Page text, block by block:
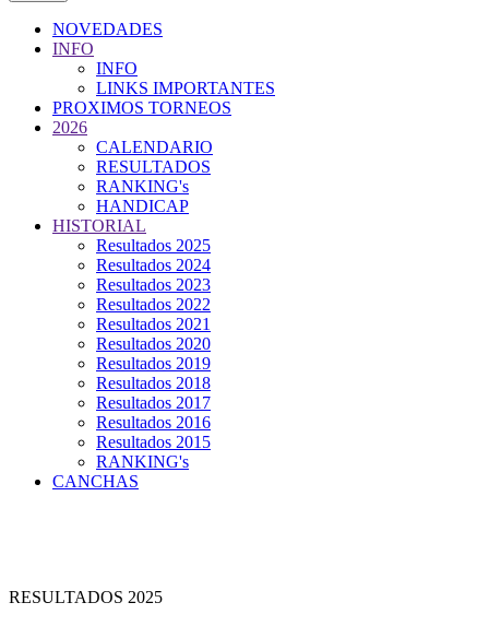
NOVEDADES
INFO
INFO
LINKS IMPORTANTES
PROXIMOS TORNEOS
2026
CALENDARIO
RESULTADOS
RANKING's
HANDICAP
HISTORIAL
Resultados 2025
Resultados 2024
Resultados 2023
Resultados 2022
Resultados 2021
Resultados 2020
Resultados 2019
Resultados 2018
Resultados 2017
Resultados 2016
Resultados 2015
RANKING's
CANCHAS
RESULTADOS 2025